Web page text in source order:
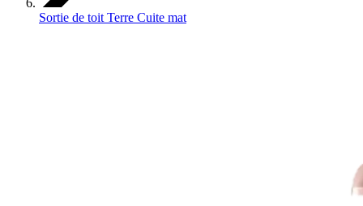
Sortie de toit Terre Cuite mat